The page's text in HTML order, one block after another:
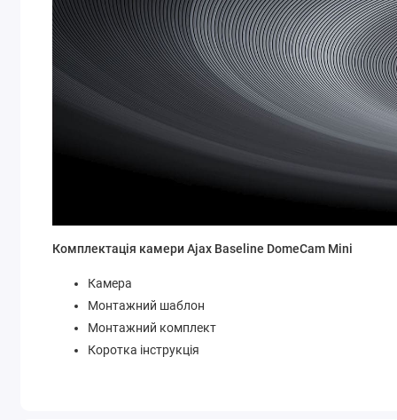
Комплектація камери Ajax Baseline DomeCam Mini
Камера
Монтажний шаблон
Монтажний комплект
Коротка інструкція